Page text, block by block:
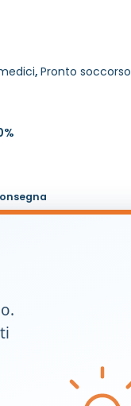
, Pronto soccorso